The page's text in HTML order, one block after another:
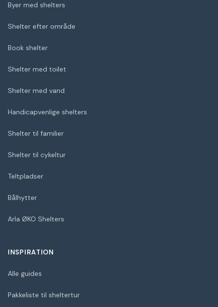
Byer med shelters
Shelter efter område
Book shelter
Shelter med toilet
Shelter med vand
Handicapvenlige shelters
Shelter til familier
Shelter til cykeltur
Teltpladser
Bålhytter
Arla ØKO Shelters
INSPIRATION
Alle guides
Pakkeliste til sheltertur